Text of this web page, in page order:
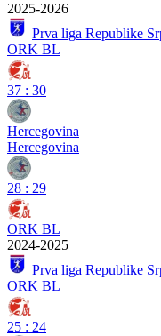
2025-2026
Prva liga Republike
ORK BL
37 : 30
Hercegovina
Hercegovina
28 : 29
ORK BL
2024-2025
Prva liga Republike
ORK BL
25 : 24